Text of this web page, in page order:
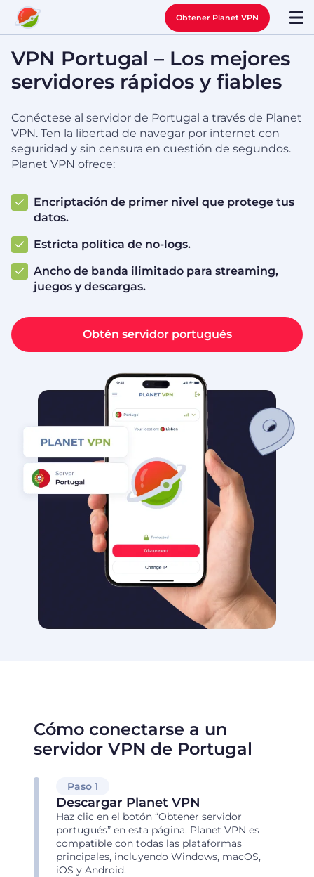
Obtener Planet VPN
VPN Portugal – Los mejores
servidores rápidos y fiables
Conéctese al servidor de Portugal a través de Planet
VPN. Ten la libertad de navegar por internet con
seguridad y sin censura en cuestión de segundos.
Planet VPN ofrece:
Encriptación de primer nivel que protege tus
datos.
Estricta política de no-logs.
Ancho de banda ilimitado para streaming,
juegos y descargas.
Obtén servidor portugués
Cómo conectarse a un
servidor VPN de Portugal
Paso 1
Descargar Planet VPN
Haz clic en el botón “Obtener servidor
portugués” en esta página. Planet VPN es
compatible con todas las plataformas
principales, incluyendo Windows, macOS,
iOS y Android.